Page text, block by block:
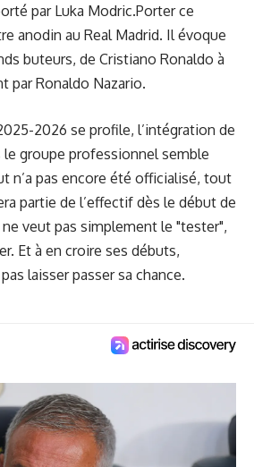
par Luka Modric.Porter ce
anodin au Real Madrid. Il évoque
buteurs, de Cristiano Ronaldo à
par Ronaldo Nazario.
2026 se profile, l’intégration de
le groupe professionnel semble
n’a pas encore été officialisé, tout
partie de l’effectif dès le début de
ne veut pas simplement le "tester",
Et à en croire ses débuts,
laisser passer sa chance.